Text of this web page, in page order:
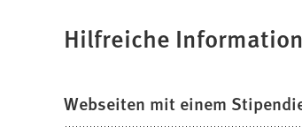
n
T
b
)
Hilfreiche
Webseiten mit einem